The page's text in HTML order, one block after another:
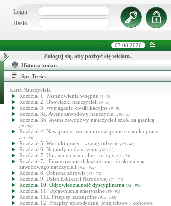
Login:
Hasło:
07.08.2026
Zaloguj się, aby pozbyć się reklam.
Historia zmian
Spis Treści
Karta Nauczyciela
Rozdział 1. Postanowienia wstępne (1 - 5)
Rozdział 2. Obowiązki nauczycieli (6 - 8)
Rozdział 3. Wymagania kwalifikacyjne (9 - 9)
Rozdział 3a. Awans zawodowy nauczycieli (9a - 9i)
Rozdział 3b. Awans zawodowy nauczycieli szkół za granicą
(9j - 9w)
Rozdział 4. Nawiązanie, zmiana i rozwiązanie stosunku pracy
(10 - 28)
Rozdział 5. Warunki pracy i wynagrodzenie (29 - 46)
Rozdział 6. Nagrody i odznaczenia (47 - 52)
Rozdział 7. Uprawnienia socjalne i urlopy (53 - 70)
Rozdział 7a. Finansowanie dokształcania i doskonalenia
zawodowego nauczycieli (70a - 70d)
Rozdział 8. Ochrona zdrowia (71 - 73)
Rozdział 9. Dzień Edukacji Narodowej (74 - 74)
Rozdział 10. Odpowiedzialność dyscyplinarna (75 - 85z)
Rozdział 11. Uprawnienia emerytalne (86 - 91)
Rozdział 11a. Przepisy szczególne (91a - 91d)
Rozdział 12. Przepisy epizodyczne, przejściowe i końcowe